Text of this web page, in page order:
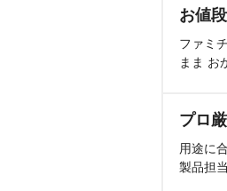
お値
ファミ
まま お
プロ
用途に
製品担